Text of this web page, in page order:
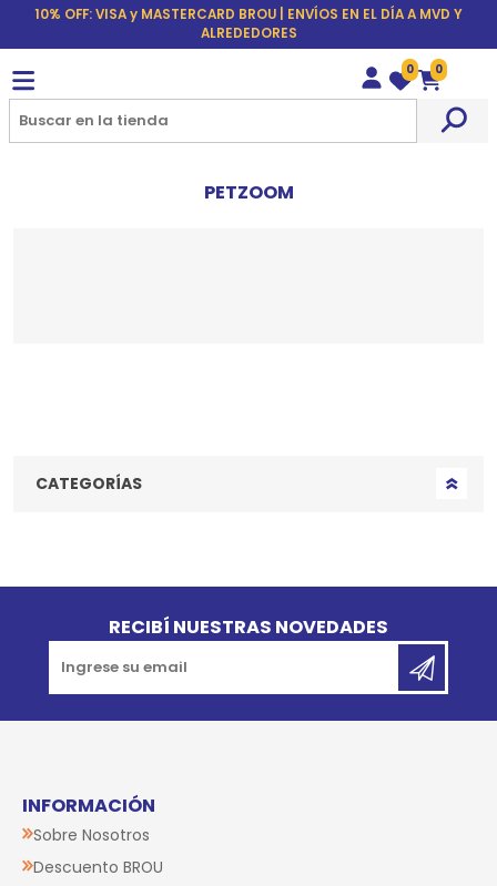
10% OFF: VISA y MASTERCARD BROU | ENVÍOS EN EL DÍA A MVD Y
ALREDEDORES
Wishlist
0
Carrito
0
PETZOOM
CATEGORÍAS
RECIBÍ NUESTRAS NOVEDADES
INFORMACIÓN
Sobre Nosotros
Descuento BROU